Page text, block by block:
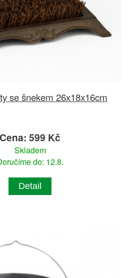
se šnekem 26x18x16cm
Cena: 599 Kč
Skladem
do: 12.8.
Detail